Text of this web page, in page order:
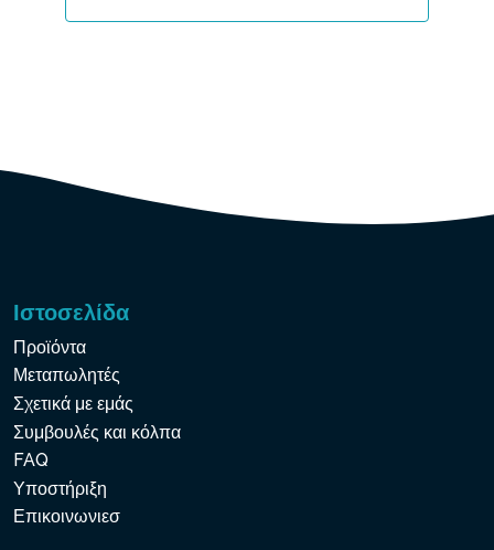
Ιστοσελίδα
Προϊόντα
Μεταπωλητές
Σχετικά με εμάς
Συμβουλές και κόλπα
FAQ
Υποστήριξη
Επικοινωνιεσ